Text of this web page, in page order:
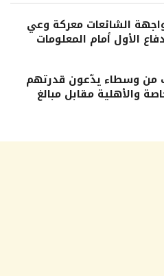
الشائعات معركة وعي
الأول أمام المعلومات
من وسطاء يدّعون قدرتهم
والأهلية مقابل مبالغ